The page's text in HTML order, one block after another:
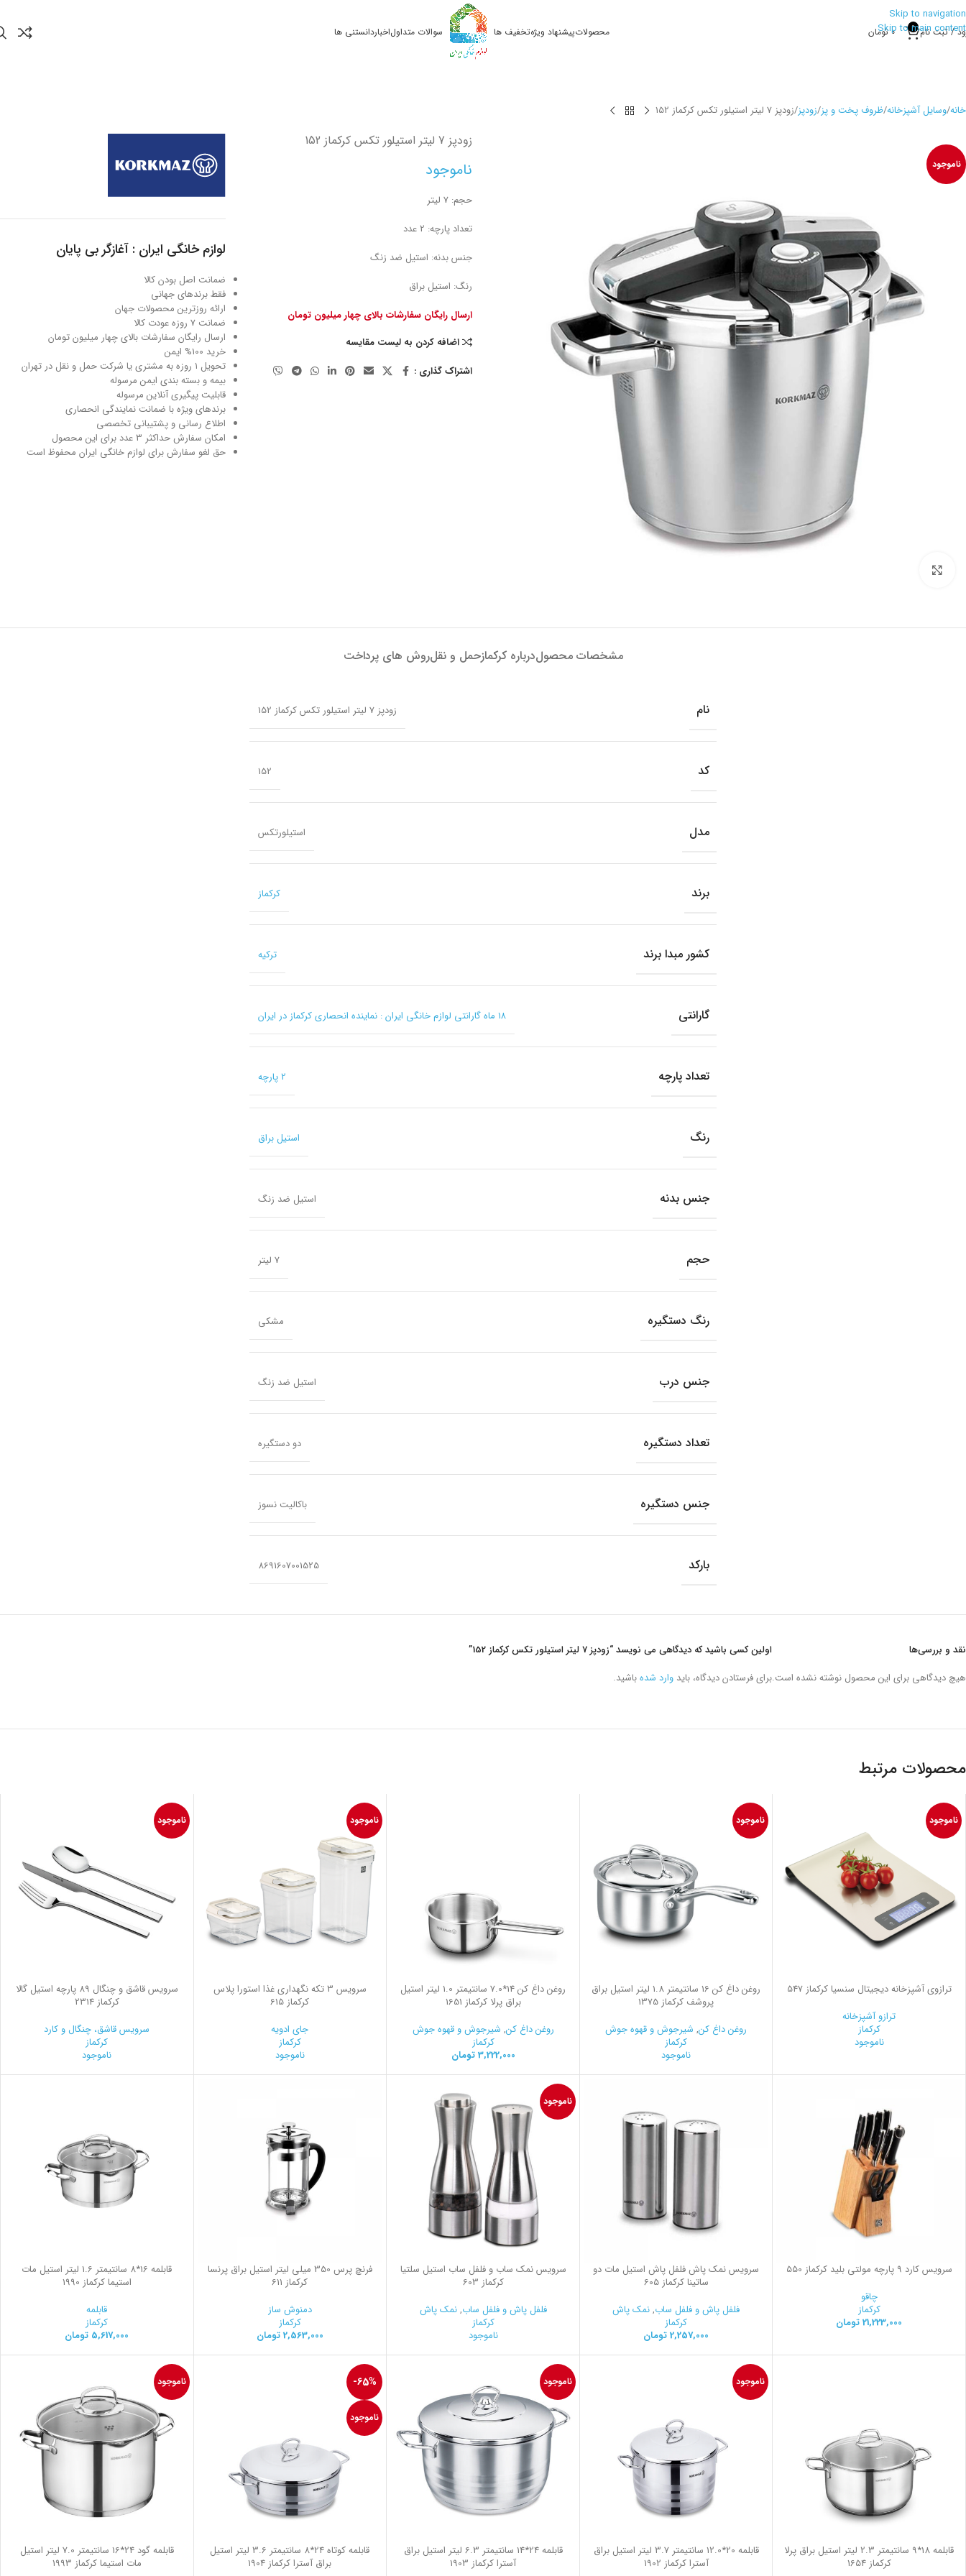
Skip to navigation
Skip to main content
/ ثبت نام 0
0 تومان محصولاتپیشنهاد ویژهتخفیف ها سوالات متداولاخباردانستنی ها
خانه وسایل آشپزخانه ظروف پخت و پز زودپز زودپز 7 لیتر استیلور تکس کرکماز 152
ناموجود
زودپز 7 لیتر استیلور تکس کرکماز 152
ناموجود
حجم: 7 لیتر
تعداد پارچه: 2 عدد
جنس بدنه: استیل ضد زنگ
رنگ: استیل براق
ارسال رایگان سفارشات بالای چهار میلیون تومان
اضافه کردن به لیست مقایسه
اشتراک گذاری :
لوازم خانگی ایران : آغازگر بی پایان
ضمانت اصل بودن کالا
فقط برندهای جهانی
ارائه روزترین محصولات جهان
ضمانت 7 روزه عودت کالا
ارسال رایگان سفارشات بالای چهار میلیون تومان
خرید 100% ایمن
تحویل ۱ روزه به مشتری یا شرکت حمل و نقل در تهران
بیمه و بسته بندی ایمن مرسوله
قابلیت پیگیری آنلاین مرسوله
برندهای ویژه با ضمانت نمایندگی انحصاری
اطلاع رسانی و پشتیبانی تخصصی
امکان سفارش حداکثر 3 عدد برای این محصول
حق لغو سفارش برای لوازم خانگی ایران محفوظ است
مشخصات محصولدرباره کرکمازحمل و نقلروش های پرداخت
نام زودپز 7 لیتر استیلور تکس کرکماز 152
کد 152
مدل استیلورتکس
برند کرکماز
کشور مبدا برند ترکیه
گارانتی ۱۸ ماه گارانتی لوازم خانگی ایران : نماینده انحصاری کرکماز در ایران
تعداد پارچه 2 پارچه
رنگ استیل براق
جنس بدنه استیل ضد زنگ
حجم 7 لیتر
رنگ دستگیره مشکی
جنس درب استیل ضد زنگ
تعداد دستگیره دو دستگیره
جنس دستگیره باکالیت نسوز
بارکد 8691607001525
نقد و بررسی‌ها
هیچ دیدگاهی برای این محصول نوشته نشده است.
اولین کسی باشید که دیدگاهی می نویسد “زودپز 7 لیتر استیلور تکس کرکماز 152”
برای فرستادن دیدگاه، باید وارد شدهباشید.
محصولات مرتبط
ناموجود
ترازوی آشپزخانه دیجیتال سنسیا کرکماز 547
ترازو آشپزخانه
کرکماز
ناموجود
ناموجود
روغن داغ كن 16 سانتیمتر 1.8 لیتر استیل براق
پروشف کرکماز 1375
روغن داغ کن, شیرجوش و قهوه جوش
کرکماز
ناموجود
روغن داغ کن 14*7.0 سانتیمتر 1.0 لیتر استیل
براق پرلا کرکماز 1651
روغن داغ کن, شیرجوش و قهوه جوش
کرکماز
3,222,000 تومان
ناموجود
سرويس 3 تكه نگهداری غذا استورا پلاس
کرکماز 615
جای ادویه
کرکماز
ناموجود
ناموجود
سرویس قاشق و چنگال 89 پارچه استیل گالا
کرکماز 2314
سرویس قاشق، چنگال و کارد
کرکماز
ناموجود
سرویس کارد 9 پارچه مولتی بلید کرکماز 550
چاقو
کرکماز
21,223,000 تومان
سرویس نمک پاش فلفل پاش استیل مات دو
ساتینا کرکماز 605
فلفل پاش و فلفل ساب,نمک پاش
کرکماز
2,257,000تومان
ناموجود
سرویس نمک ساب و فلفل ساب استیل سلتیا
کرکماز 603
فلفل پاش و فلفل ساب,نمک پاش
کرکماز
ناموجود
فرنچ پرس 350 میلی لیتر استیل براق پرنسا
کرکماز 611
دمنوش ساز
کرکماز
2,563,000تومان
قابلمه 16*8 سانتیمتر 1.6 لیتر استیل مات
استیما کرکماز 1990
قابلمه
کرکماز
5,617,000 تومان
قابلمه 18*9 سانتیمتر 2.3 لیتر استیل براق پرلا
کرکماز 1654
ناموجود
قابلمه 20*12.0 سانتیمتر 3.7 لیتر استیل براق
آسترا کرکماز 1902
ناموجود
قابلمه 24*14 سانتیمتر 6.3 لیتر استیل براق
آسترا کرکماز 1903
-65%
ناموجود
قابلمه کوتاه 24*8 سانتیمتر 3.6 لیتر استیل
براق آسترا کرکماز 1904
ناموجود
قابلمه گود 24*16 سانتیمتر 7.0 لیتر استیل
مات استیما کرکماز 1993